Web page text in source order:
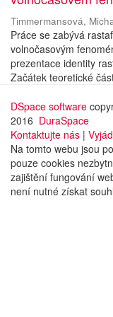
Timmermansová,
Práce se zabývá
volnočasovým
prezentace identity
Začátek teoretické
DSpace software
2016 DuraSpace
Kontaktujte nás |
Na tomto webu jsou
pouze cookies
zajištění fungování
není nutné získat